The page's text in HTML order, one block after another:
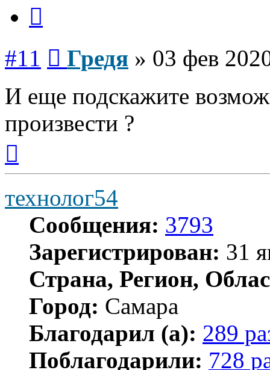
#11 Гредя » 03 фев
И еще подскажите
произвести ?
началу
технолог54
Сообщения: 3793
Зарегистрирован: 31
Страна, Регион,
Город: Самара
Благодарил (а): 289
Поблагодарили: 728